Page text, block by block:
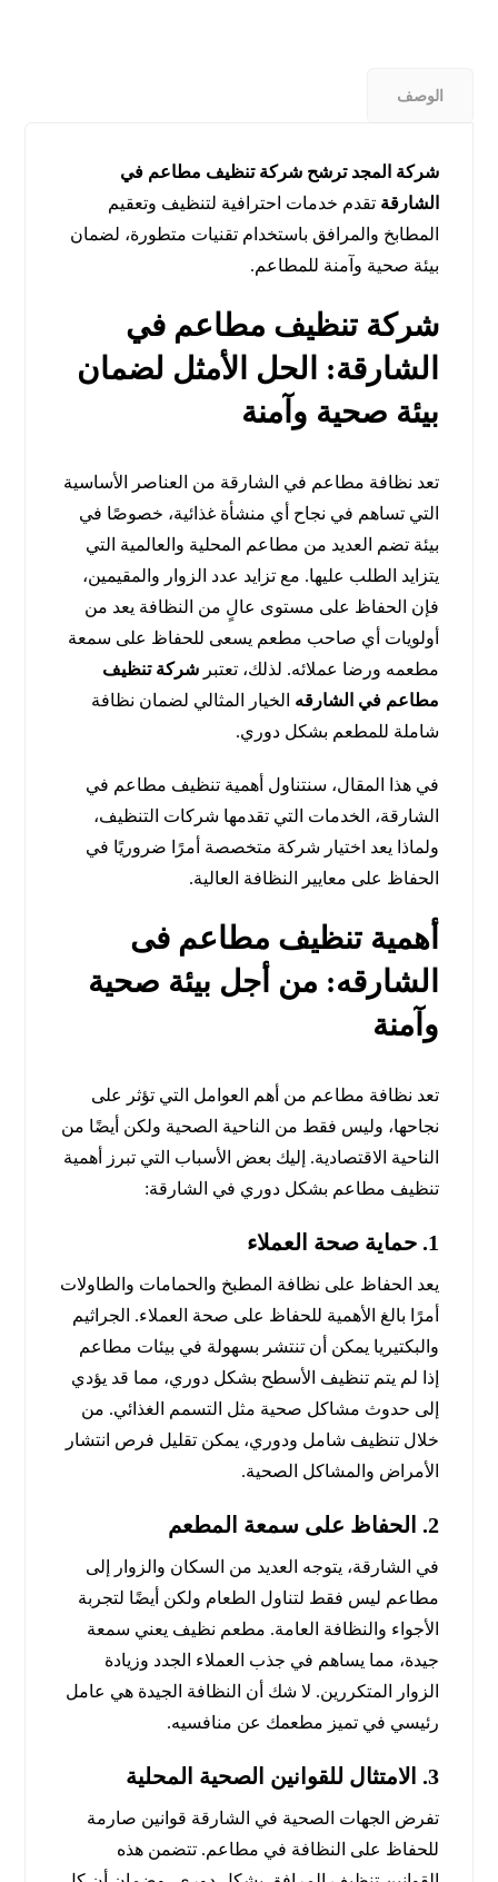
الوصف
شركة المجد ترشح شركة تنظيف مطاعم في
الشارقة تقدم خدمات احترافية لتنظيف وتعقيم
المطابخ والمرافق باستخدام تقنيات متطورة، لضمان
بيئة صحية وآمنة للمطاعم.
شركة تنظيف مطاعم في
الشارقة: الحل الأمثل لضمان
بيئة صحية وآمنة
تعد نظافة مطاعم في الشارقة من العناصر الأساسية
التي تساهم في نجاح أي منشأة غذائية، خصوصًا في
بيئة تضم العديد من مطاعم المحلية والعالمية التي
يتزايد الطلب عليها. مع تزايد عدد الزوار والمقيمين،
فإن الحفاظ على مستوى عالٍ من النظافة يعد من
أولويات أي صاحب مطعم يسعى للحفاظ على سمعة
مطعمه ورضا عملائه. لذلك، تعتبرشركة تنظيف
مطاعم في الشارقه الخيار المثالي لضمان نظافة
شاملة للمطعم بشكل دوري.
في هذا المقال، سنتناول أهمية تنظيف مطاعم في
الشارقة، الخدمات التي تقدمها شركات التنظيف،
ولماذا يعد اختيار شركة متخصصة أمرًا ضروريًا في
الحفاظ على معايير النظافة العالية.
أهمية تنظيف مطاعم فى
الشارقه: من أجل بيئة صحية
وآمنة
تعد نظافة مطاعم من أهم العوامل التي تؤثر على
نجاحها، وليس فقط من الناحية الصحية ولكن أيضًا من
الناحية الاقتصادية. إليك بعض الأسباب التي تبرز أهمية
تنظيف مطاعم بشكل دوري في الشارقة:
1. حماية صحة العملاء
يعد الحفاظ على نظافة المطبخ والحمامات والطاولات
أمرًا بالغ الأهمية للحفاظ على صحة العملاء. الجراثيم
والبكتيريا يمكن أن تنتشر بسهولة في بيئات مطاعم
إذا لم يتم تنظيف الأسطح بشكل دوري، مما قد يؤدي
إلى حدوث مشاكل صحية مثل التسمم الغذائي. من
خلال تنظيف شامل ودوري، يمكن تقليل فرص انتشار
الأمراض والمشاكل الصحية.
2. الحفاظ على سمعة المطعم
في الشارقة، يتوجه العديد من السكان والزوار إلى
مطاعم ليس فقط لتناول الطعام ولكن أيضًا لتجربة
الأجواء والنظافة العامة. مطعم نظيف يعني سمعة
جيدة، مما يساهم في جذب العملاء الجدد وزيادة
الزوار المتكررين. لا شك أن النظافة الجيدة هي عامل
رئيسي في تميز مطعمك عن منافسيه.
3. الامتثال للقوانين الصحية المحلية
تفرض الجهات الصحية في الشارقة قوانين صارمة
للحفاظ على النظافة في مطاعم. تتضمن هذه